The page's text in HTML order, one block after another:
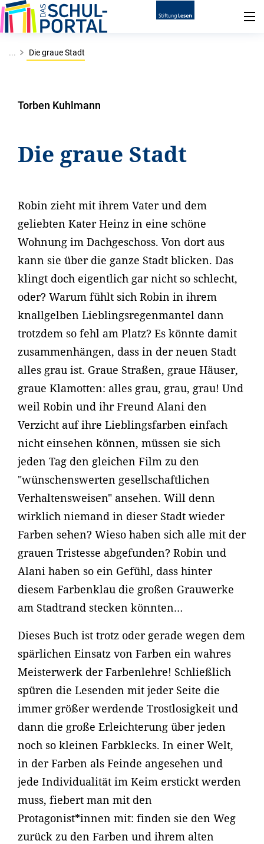
... Die graue Stadt
Torben Kuhlmann
Die graue Stadt
Robin zieht mit ihrem Vater und dem
geliebten Kater Heinz in eine schöne
Wohnung im Dachgeschoss. Von dort aus
kann sie über die ganze Stadt blicken. Das
klingt doch eigentlich gar nicht so schlecht,
oder? Warum fühlt sich Robin in ihrem
knallgelben Lieblingsregenmantel dann
trotzdem so fehl am Platz? Es könnte damit
zusammenhängen, dass in der neuen Stadt
alles grau ist. Graue Straßen, graue Häuser,
graue Klamotten: alles grau, grau, grau! Und
weil Robin und ihr Freund Alani den
Verzicht auf ihre Lieblingsfarben einfach
nicht einsehen können, müssen sie sich
jeden Tag den gleichen Film zu den
"wünschenswerten gesellschaftlichen
Verhaltensweisen" ansehen. Will denn
wirklich niemand in dieser Stadt wieder
Farben sehen? Wieso haben sich alle mit der
grauen Tristesse abgefunden? Robin und
Alani haben so ein Gefühl, dass hinter
diesem Farbenklau die großen Grauwerke
am Stadtrand stecken könnten…
Dieses Buch ist trotz oder gerade wegen dem
spärlichen Einsatz von Farben ein wahres
Meisterwerk der Farbenlehre! Schließlich
spüren die Lesenden mit jeder Seite die
immer größer werdende Trostlosigkeit und
dann die große Erleichterung über jeden
noch so kleinen Farbklecks. In einer Welt,
in der Farben als Feinde angesehen und
jede Individualität im Keim erstickt werden
muss, fiebert man mit den
Protagonist*innen mit: finden sie den Weg
zurück zu den Farben und ihrem alten